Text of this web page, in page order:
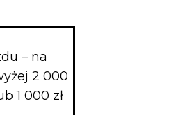
– na
2 000
1 000 zł